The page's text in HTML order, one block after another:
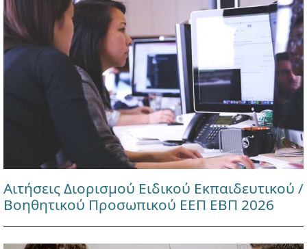
Αιτήσεις Διορισμού Ειδικού Εκπαιδευτικού /
Βοηθητικού Προσωπικού ΕΕΠ ΕΒΠ 2026